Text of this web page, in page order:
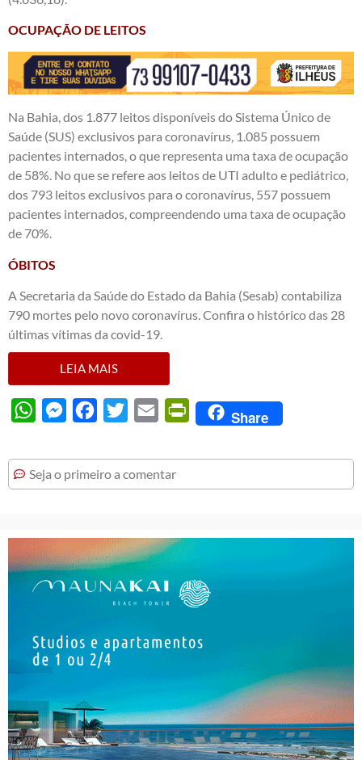
OCUPAÇÃO DE LEITOS
Na Bahia, dos 1.877 leitos disponíveis do Sistema Único de
Saúde (SUS) exclusivos para coronavírus, 1.085 possuem
pacientes internados, o que representa uma taxa de ocupação
de 58%. No que se refere aos leitos de UTI adulto e pediátrico,
dos 793 leitos exclusivos para o coronavírus, 557 possuem
pacientes internados, compreendendo uma taxa de ocupação
de 70%.
ÓBITOS
A Secretaria da Saúde do Estado da Bahia (Sesab) contabiliza
790 mortes pelo novo coronavírus. Confira o histórico das 28
últimas vítimas da covid-19.
LEIA MAIS
WhatsAppMessengerFacebook
Twitter Email PrintFriendly
Share
Seja o primeiro a comentar